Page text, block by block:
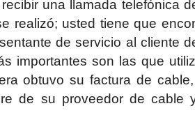
una llamada telefónica
realizó; usted tiene que
de servicio al cliente
importantes son las que
obtuvo su factura de
de su proveedor de cable